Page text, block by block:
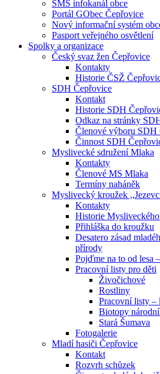
SMS infokanál obce
Portál GObec Čepřovice
Nový informační systém
Pasport veřejného osvětlení
Spolky a organizace
Český svaz žen Čepřovice
Kontakty
Historie ČSŽ
SDH Čepřovice
Kontakt
Historie SDH
Odkaz na stránky
Členové výboru SDH
Činnost SDH
Myslivecké sdružení Mlaka
Kontakty
Členové MS Mlaka
Termíny naháněk
Myslivecký kroužek
Kontakty
Historie
Přihláška do kroužku
Desatero zásad
přírody
Pojďme na to od lesa
Pracovní listy pro děti
Živočichové
Rostliny
Pracovní listy –
Biotopy
Stará Šumava
Fotogalerie
Mladí hasiči Čepřovice
Kontakt
Rozvrh schůzek